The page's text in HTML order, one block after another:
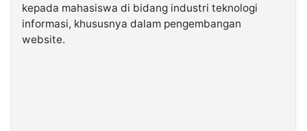
kepada mahasiswa di bidang industri teknologi
informasi, khususnya dalam pengembangan
website.